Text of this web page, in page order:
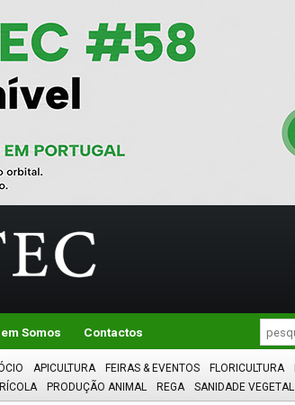
Somos Contactos
APICULTURA FEIRAS & EVENTOS FLORICULTURA
PRODUÇÃO ANIMAL REGA SANIDADE VEGETAL